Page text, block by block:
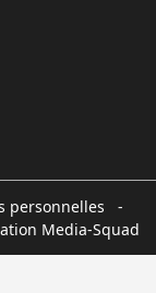
personnelles -
Media-Squad